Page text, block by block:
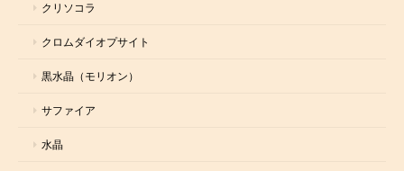
クリソコラ
クロムダイオプサイト
黒水晶（モリオン）
サファイア
水晶